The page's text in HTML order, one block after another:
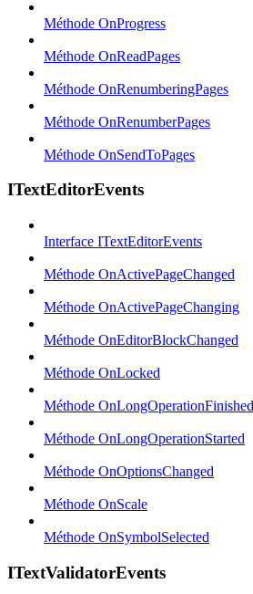
Méthode OnProgress
Méthode OnReadPages
Méthode OnRenumberingPages
Méthode OnRenumberPages
Méthode OnSendToPages
ITextEditorEvents
Interface ITextEditorEvents
Méthode OnActivePageChanged
Méthode OnActivePageChanging
Méthode OnEditorBlockChanged
Méthode OnLocked
Méthode OnLongOperationFinished
Méthode OnLongOperationStarted
Méthode OnOptionsChanged
Méthode OnScale
Méthode OnSymbolSelected
ITextValidatorEvents